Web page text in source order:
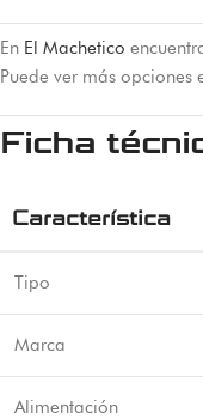
En El Machetico
Puede ver más opciones
Ficha
Característica
Tipo
Marca
Alimentación